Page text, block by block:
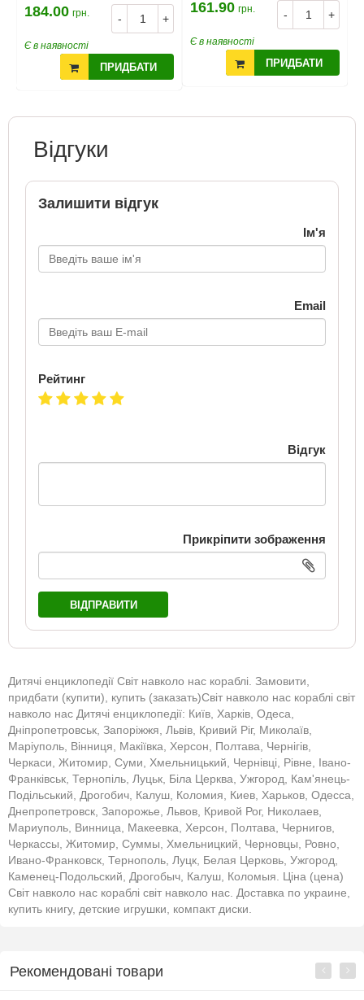
- +
184.00 грн.
Є в наявності
ПРИДБАТИ
- +
161.90 грн.
Є в наявності
ПРИДБАТИ
Відгуки
Залишити відгук
Ім'я
Email
Рейтинг
Відгук
Прикріпити зображення
ВІДПРАВИТИ
Дитячі енциклопедії Cвіт навколо нас кораблі. Замовити,
придбати (купити), купить (заказать)Cвіт навколо нас кораблі світ
навколо нас Дитячі енциклопедії: Київ, Харків, Одеса,
Дніпропетровськ, Запоріжжя, Львів, Кривий Ріг, Миколаїв,
Маріуполь, Вінниця, Макіївка, Херсон, Полтава, Чернігів,
Черкаси, Житомир, Суми, Хмельницький, Чернівці, Рівне, Івано-
Франківськ, Тернопіль, Луцьк, Біла Церква, Ужгород, Кам'янець-
Подільський, Дрогобич, Калуш, Коломия, Киев, Харьков, Одесса,
Днепропетровск, Запорожье, Львов, Кривой Рог, Николаев,
Мариуполь, Винница, Макеевка, Херсон, Полтава, Чернигов,
Черкассы, Житомир, Суммы, Хмельницкий, Черновцы, Ровно,
Ивано-Франковск, Тернополь, Луцк, Белая Церковь, Ужгород,
Каменец-Подольский, Дрогобыч, Калуш, Коломыя. Ціна (цена)
Cвіт навколо нас кораблі світ навколо нас. Доставка по украине,
купить книгу, детские игрушки, компакт диски.
Рекомендовані товари